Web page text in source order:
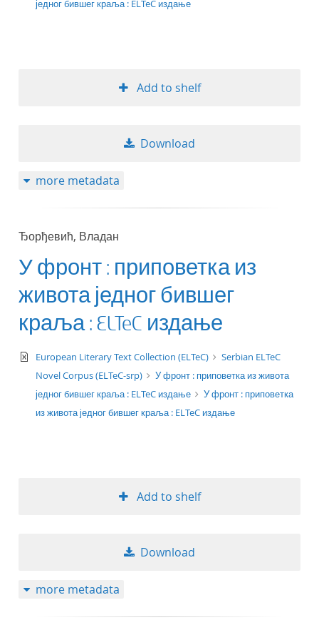
једног бившег краља : ELTeC издање
Add to shelf
Download
more metadata
Ђорђевић, Владан
У фронт : приповетка из
живота једног бившег
краља : ELTeC издање
text/xml
European Literary Text Collection (ELTeC)
Serbian ELTeC
Novel Corpus (ELTeC-srp)
У фронт : приповетка из живота
једног бившег краља : ELTeC издање
У фронт : приповетка
из живота једног бившег краља : ELTeC издање
Add to shelf
Download
more metadata